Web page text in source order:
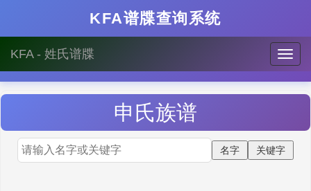
KFA谱牒查询系统
KFA - 姓氏谱牒
申 氏族谱